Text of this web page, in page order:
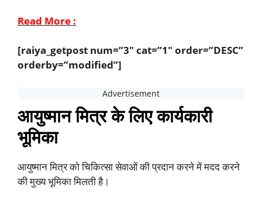
Read More :
[raiya_getpost num=”3″ cat=”1″ order=”DESC”
orderby=”modified”]
आयुष्मान मित्र के लिए कार्यकारी
भूमिका
आयुष्मान मित्र को चिकित्सा सेवाओं की प्रदान करने में मदद करने
की मुख्य भूमिका मिलती है।